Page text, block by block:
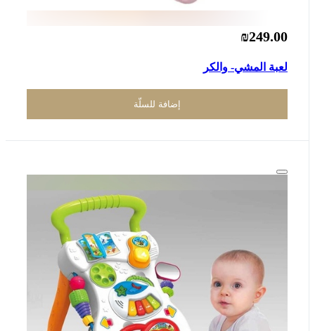
₪249.00
لعبة المشي- والكر
إضافة للسلّة